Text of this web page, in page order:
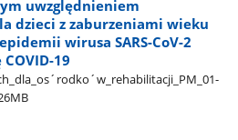
uwzględnieniem
dzieci z zaburzeniami wieku
wirusa SARS-CoV-2
19